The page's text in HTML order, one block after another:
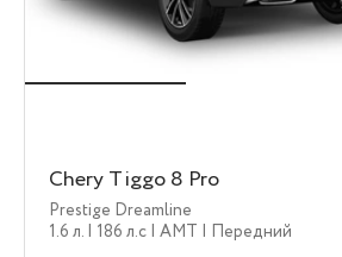
Chery Tiggo 8 Pro
Prestige Dreamline
1.6 л. | 186 л.c | AMT | Передний